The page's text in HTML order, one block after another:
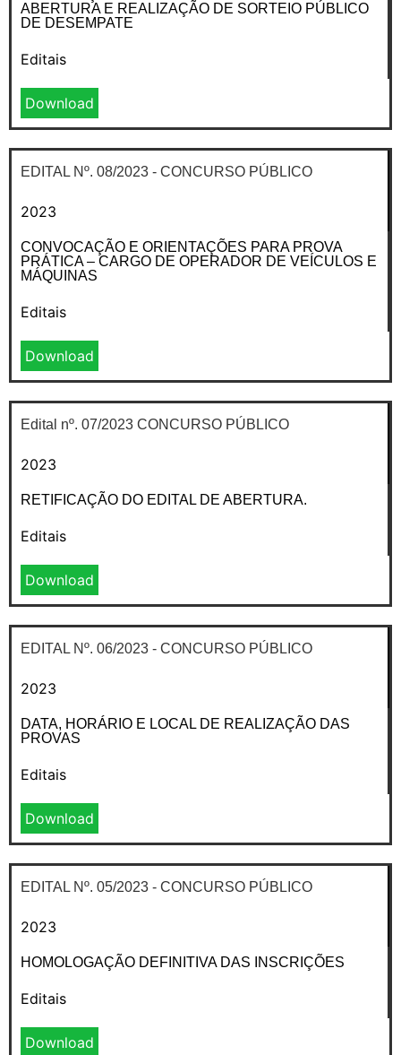
ABERTURA E REALIZAÇÃO DE SORTEIO PÚBLICO
DE DESEMPATE
Editais
Download
EDITAL Nº. 08/2023 - CONCURSO PÚBLICO
2023
CONVOCAÇÃO E ORIENTAÇÕES PARA PROVA
PRÁTICA – CARGO DE OPERADOR DE VEÍCULOS E
MÁQUINAS
Editais
Download
Edital nº. 07/2023 CONCURSO PÚBLICO
2023
RETIFICAÇÃO DO EDITAL DE ABERTURA.
Editais
Download
EDITAL Nº. 06/2023 - CONCURSO PÚBLICO
2023
DATA, HORÁRIO E LOCAL DE REALIZAÇÃO DAS
PROVAS
Editais
Download
EDITAL Nº. 05/2023 - CONCURSO PÚBLICO
2023
HOMOLOGAÇÃO DEFINITIVA DAS INSCRIÇÕES
Editais
Download